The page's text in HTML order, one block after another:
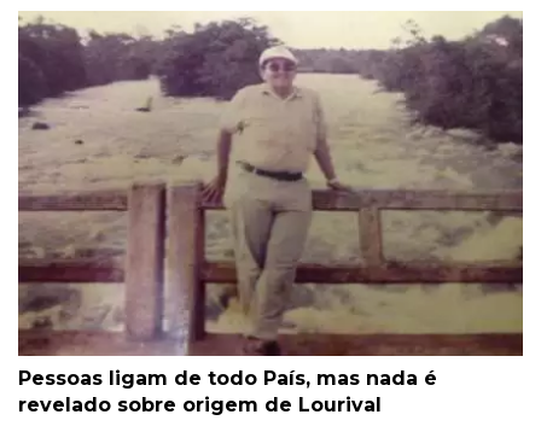
Pessoas ligam de todo País, mas nada é
revelado sobre origem de Lourival